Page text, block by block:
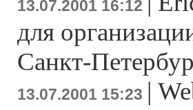
13.07.2001 16:12
для
Санкт-
13.07.2001 15:23 |